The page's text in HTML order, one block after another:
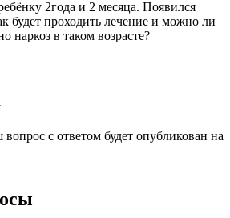
2года и 2 месяца. Появился
будет проходить лечение и можно ли
наркоз в таком возрасте?
с ответом будет опубликован на